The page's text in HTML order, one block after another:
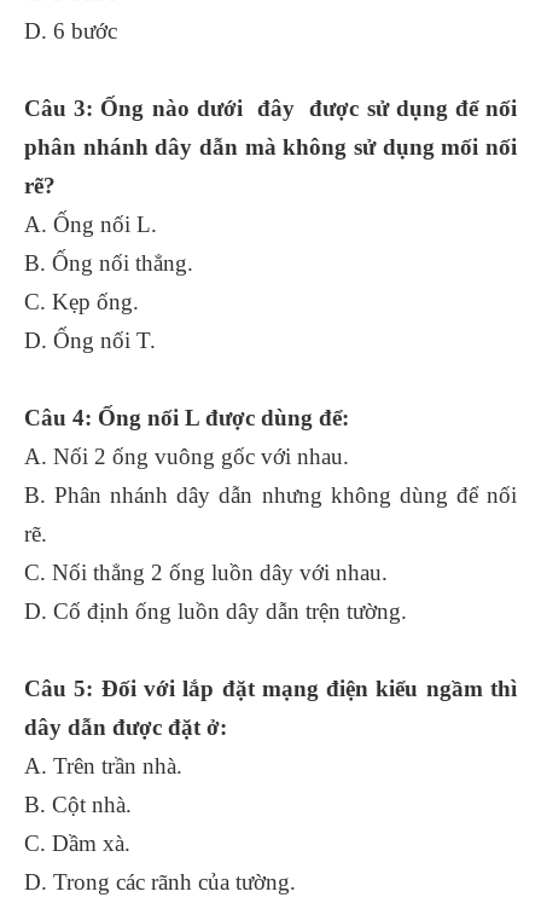
D. 6 bước
Câu 3: Ống nào dưới đây được sử dụng để nối
phân nhánh dây dẫn mà không sử dụng mối nối
rẽ?
A. Ống nối L.
B. Ống nối thẳng.
C. Kẹp ống.
D. Ống nối T.
Câu 4: Ống nối L được dùng để:
A. Nối 2 ống vuông gốc với nhau.
B. Phân nhánh dây dẫn nhưng không dùng để nối
rẽ.
C. Nối thẳng 2 ống luồn dây với nhau.
D. Cố định ống luồn dây dẫn trện tường.
Câu 5: Đối với lắp đặt mạng điện kiểu ngầm thì
dây dẫn được đặt ở:
A. Trên trần nhà.
B. Cột nhà.
C. Dầm xà.
D. Trong các rãnh của tường.